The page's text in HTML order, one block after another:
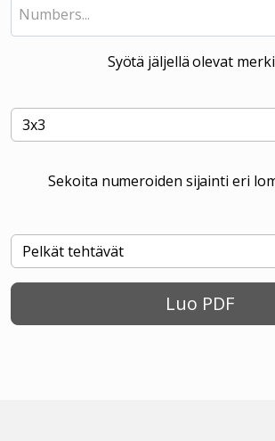
Syötä jäljellä olevat
Sekoita numeroiden sijainti eri
Luo PDF